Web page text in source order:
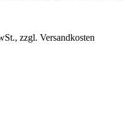
zzgl. Versandkosten